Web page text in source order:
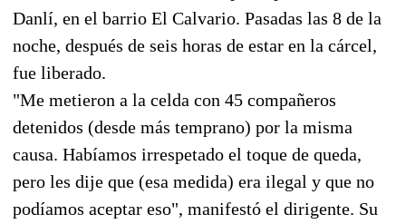
Danlí, en el barrio El Calvario. Pasadas las 8 de la
noche, después de seis horas de estar en la cárcel,
fue liberado.
"Me metieron a la celda con 45 compañeros
detenidos (desde más temprano) por la misma
causa. Habíamos irrespetado el toque de queda,
pero les dije que (esa medida) era ilegal y que no
podíamos aceptar eso", manifestó el dirigente. Su